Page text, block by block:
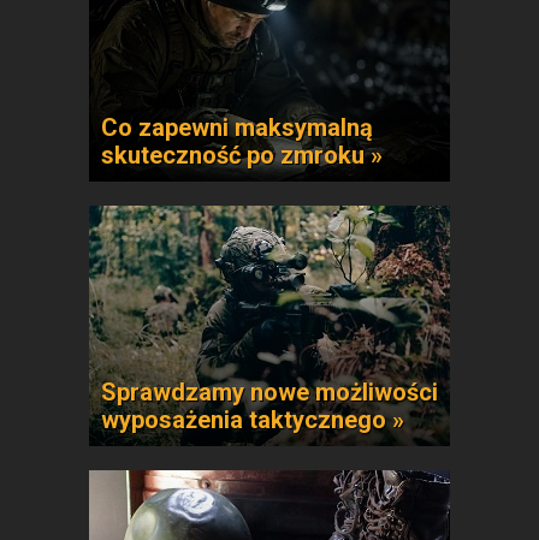
Co zapewni maksymalną
skuteczność po zmroku »
Sprawdzamy nowe możliwości
wyposażenia taktycznego »